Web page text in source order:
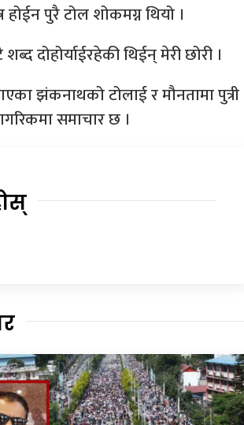
पुरै टोल शोकमग्न थियो ।
दोहोर्याईरहेकी थिईन् मेरी छोरी ।
झंकनाथको टोलाई र मौनतामा पुत्री
समाचार छ ।